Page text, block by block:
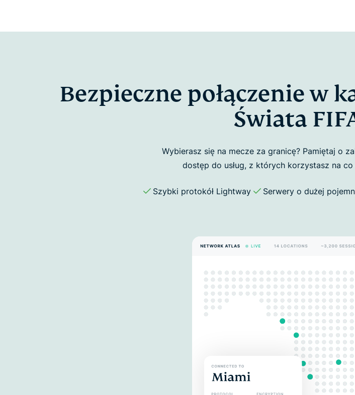
Bezpieczne połączenie w
Świata
Wybierasz się na mecze za granicę? Pamiętaj o
dostęp do usług, z których korzystasz na
Szybki protokół Lightway Serwery o dużej